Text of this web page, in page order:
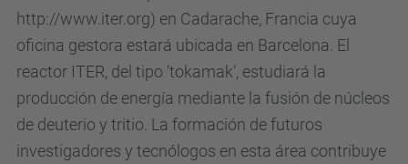
http://www.iter.org) en Cadarache, Francia cuya
oficina gestora estará ubicada en Barcelona. El
reactor ITER, del tipo ‘tokamak’, estudiará la
producción de energía mediante la fusión de núcleos
de deuterio y tritio. La formación de futuros
investigadores y tecnólogos en esta área contribuye